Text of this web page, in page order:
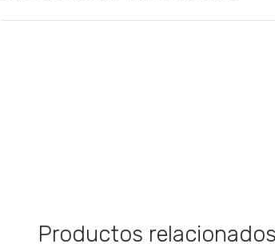
Productos relacionados